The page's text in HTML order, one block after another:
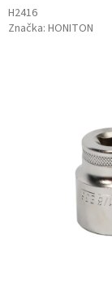
H2416
Značka: HONITON